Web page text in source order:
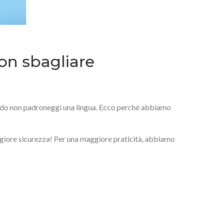
sbagliare
non padroneggi una lingua. Ecco perché abbiamo
sicurezza! Per una maggiore praticità, abbiamo